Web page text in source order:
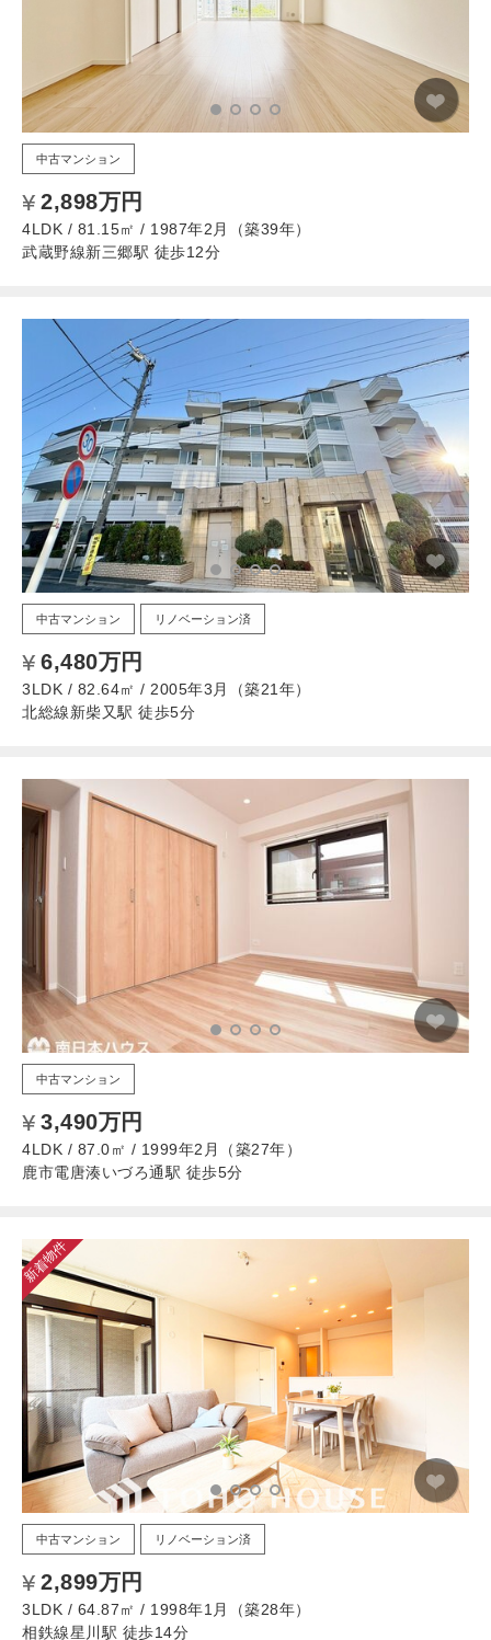
中古マンション
2,898万円
4LDK / 81.15㎡ / 1987年2月（築39年）
武蔵野線新三郷駅 徒歩12分
中古マンション リノベーション済
6,480万円
3LDK / 82.64㎡ / 2005年3月（築21年）
北総線新柴又駅 徒歩5分
中古マンション
3,490万円
4LDK / 87.0㎡ / 1999年2月（築27年）
鹿市電唐湊いづろ通駅 徒歩5分
新着物件
中古マンション リノベーション済
2,899万円
3LDK / 64.87㎡ / 1998年1月（築28年）
相鉄線星川駅 徒歩14分